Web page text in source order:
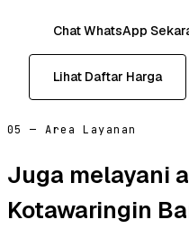
Chat WhatsApp
Lihat Daftar Harga
05 — Area Layanan
Juga melayani
Kotawaringin